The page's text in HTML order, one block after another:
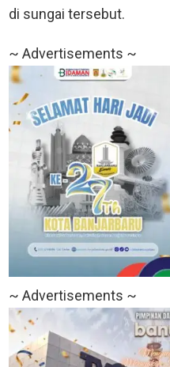
di sungai tersebut.
~ Advertisements ~
~ Advertisements ~